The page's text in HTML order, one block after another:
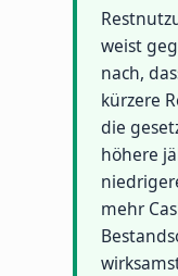
weist
nach,
kürzere
die
höhere
mehr